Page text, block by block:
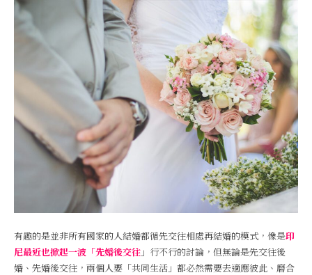
有趣的是並非所有國家的人結婚都循先交往相處再結婚的模式，像是印
尼最近也掀起一波「先婚後交往 」 行不行的討論，但無論是先交往後
婚、先婚後交往，兩個人要「共同生活」都必然需要去適應彼此、磨合